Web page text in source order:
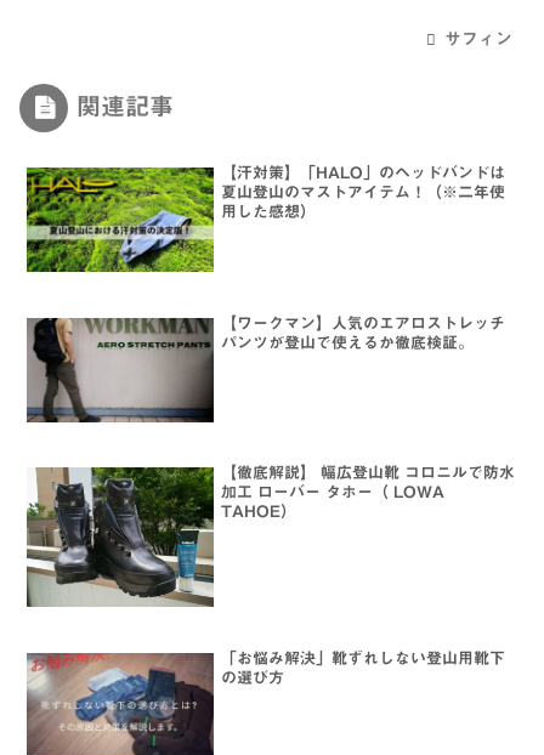
サフィン
関連記事
【汗対策】「HALO」のヘッドバンドは
夏山登山のマストアイテム！（※二年使
用した感想）
【ワークマン】人気のエアロストレッチ
パンツが登山で使えるか徹底検証。
【徹底解説】 幅広登山靴 コロニルで防水
加工 ローバー タホー（ LOWA
TAHOE）
「お悩み解決」靴ずれしない登山用靴下
の選び方